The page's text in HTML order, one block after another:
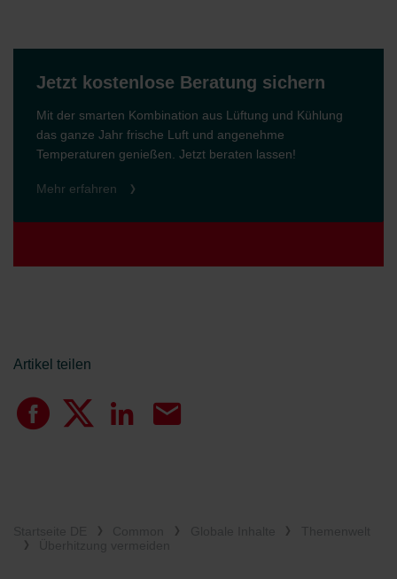
Jetzt kostenlose Beratung sichern
Mit der smarten Kombination aus Lüftung und Kühlung
das ganze Jahr frische Luft und angenehme
Temperaturen genießen. Jetzt beraten lassen!
Mehr erfahren
Artikel teilen